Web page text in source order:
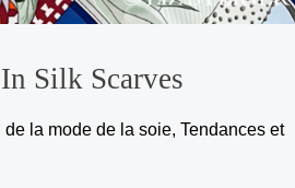
Silk Scarves
la mode de la soie, Tendances et